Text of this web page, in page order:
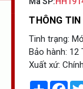
THÔNG
Tinh trạng:
Bảo hành: 12
Xuất xứ:
Share